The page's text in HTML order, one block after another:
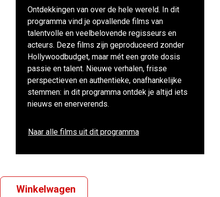
Ontdekkingen van over de hele wereld. In dit
programma vind je opvallende films van
talentvolle en veelbelovende regisseurs en
acteurs. Deze films zijn geproduceerd zonder
Hollywoodbudget, maar mét een grote dosis
passie en talent. Nieuwe verhalen, frisse
perspectieven en authentieke, onafhankelijke
stemmen: in dit programma ontdek je altijd iets
nieuws en enerverends.
Naar alle films uit dit programma
Winkelwagen